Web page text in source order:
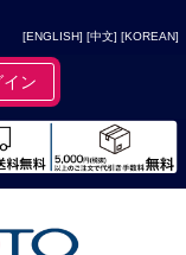
[ENGLISH] [中文] [KOREAN]
ン